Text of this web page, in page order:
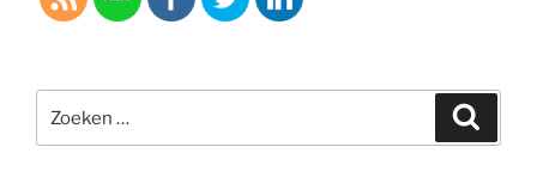
naar: